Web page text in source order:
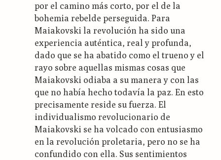
por el camino más corto, por el de la
bohemia rebelde perseguida. Para
Maiakovski la revolución ha sido una
experiencia auténtica, real y profunda,
dado que se ha abatido como el trueno y el
rayo sobre aquellas mismas cosas que
Maiakovski odiaba a su manera y con las
que no había hecho todavía la paz. En esto
precisamente reside su fuerza. El
individualismo revolucionario de
Maiakovski se ha volcado con entusiasmo
en la revolución proletaria, pero no se ha
confundido con ella. Sus sentimientos